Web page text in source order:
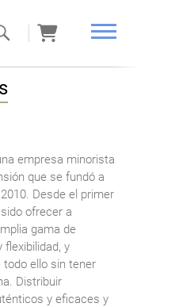
de
piel
empresa minorista
que se fundó a
Desde el primer
ofrecer a
gama de
flexibilidad, y
ello sin tener
Distribuir
y eficaces y